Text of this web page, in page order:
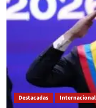
Destacadas Internacional